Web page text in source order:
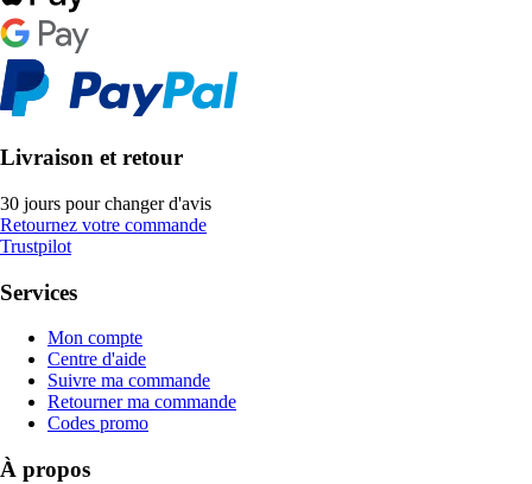
Livraison et retour
30 jours pour changer d'avis
Retournez votre commande
Trustpilot
Services
Mon compte
Centre d'aide
Suivre ma commande
Retourner ma commande
Codes promo
À propos